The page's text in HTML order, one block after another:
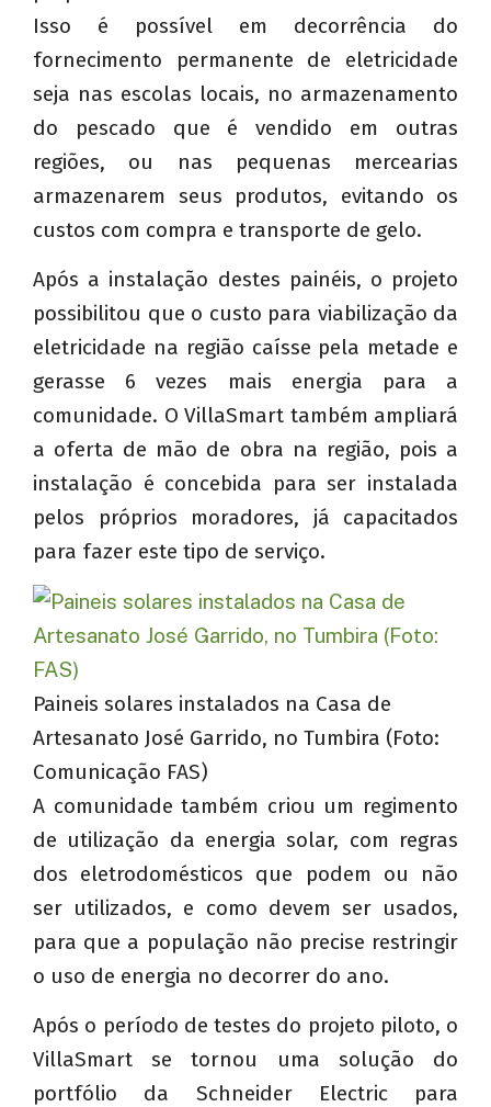
Isso é possível em decorrência do
fornecimento permanente de eletricidade
seja nas escolas locais, no armazenamento
do pescado que é vendido em outras
regiões, ou nas pequenas mercearias
armazenarem seus produtos, evitando os
custos com compra e transporte de gelo.
Após a instalação destes painéis, o projeto
possibilitou que o custo para viabilização da
eletricidade na região caísse pela metade e
gerasse 6 vezes mais energia para a
comunidade. O VillaSmart também ampliará
a oferta de mão de obra na região, pois a
instalação é concebida para ser instalada
pelos próprios moradores, já capacitados
para fazer este tipo de serviço.
Paineis solares instalados na Casa de
Artesanato José Garrido, no Tumbira (Foto:
Comunicação FAS)
A comunidade também criou um regimento
de utilização da energia solar, com regras
dos eletrodomésticos que podem ou não
ser utilizados, e como devem ser usados,
para que a população não precise restringir
o uso de energia no decorrer do ano.
Após o período de testes do projeto piloto, o
VillaSmart se tornou uma solução do
portfólio da Schneider Electric para